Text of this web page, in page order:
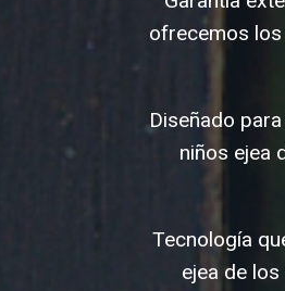
ofrecemos
Diseñado
niños ejea
Tecnología
ejea de